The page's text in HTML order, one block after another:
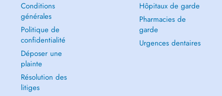
Conditions
générales
Politique de
confidentialité
Déposer une
plainte
Résolution des
litiges
Hôpitaux de garde
Pharmacies de
garde
Urgences dentaires